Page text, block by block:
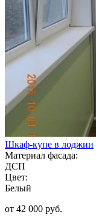
Шкаф-купе в лоджии
Материал фасада:
ДСП
Цвет:
Белый
от 42 000 руб.